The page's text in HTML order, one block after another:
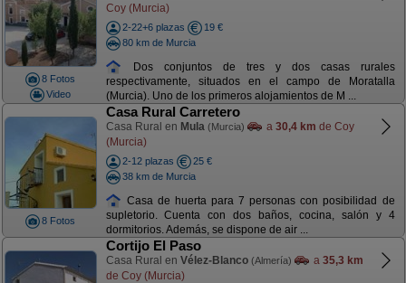
8 Fotos
Video
Coy (Murcia)
2-22+6 plazas
19 €
80 km de Murcia
Dos conjuntos de tres y dos casas rurales
respectivamente, situados en el campo de Moratalla
(Murcia). Uno de los primeros alojamientos de M ...
8 Fotos
Casa Rural Carretero
Casa Rural en Mula (Murcia) a 30,4 km de Coy
(Murcia)
2-12 plazas
25 €
38 km de Murcia
Casa de huerta para 7 personas con posibilidad de
supletorio. Cuenta con dos baños, cocina, salón y 4
dormitorios. Además, se dispone de air ...
Cortijo El Paso
Casa Rural en Vélez-Blanco (Almería) a 35,3 km
de Coy (Murcia)